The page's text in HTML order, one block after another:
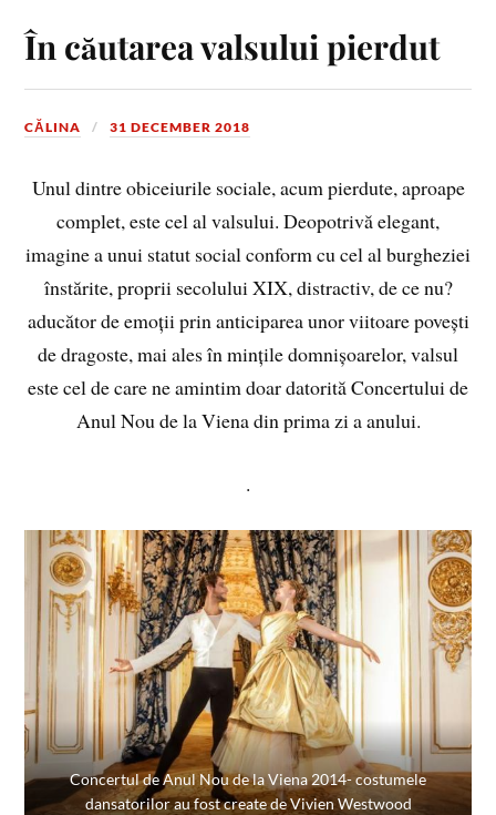
În căutarea valsului pierdut
CĂLINA 31 DECEMBER 2018
Unul dintre obiceiurile sociale, acum pierdute, aproape
complet, este cel al valsului. Deopotrivă elegant,
imagine a unui statut social conform cu cel al burgheziei
înstărite, proprii secolului XIX, distractiv, de ce nu?
aducător de emoții prin anticiparea unor viitoare povești
de dragoste, mai ales în mințile domnișoarelor, valsul
este cel de care ne amintim doar datorită Concertului de
Anul Nou de la Viena din prima zi a anului.
.
Concertul de Anul Nou de la Viena 2014- costumele
dansatorilor au fost create de Vivien Westwood